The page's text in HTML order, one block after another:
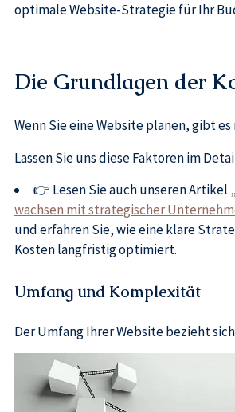
optimale Website-Strategie für Ihr
Die Grundlagen der
Wenn Sie eine Website planen, gibt
Lassen Sie uns diese Faktoren im
👉 Lesen Sie auch unseren Artikel
wachsen mit strategischer
und erfahren Sie, wie eine klare
Kosten langfristig optimiert.
Umfang und Komplexität
Der Umfang Ihrer Website bezieht